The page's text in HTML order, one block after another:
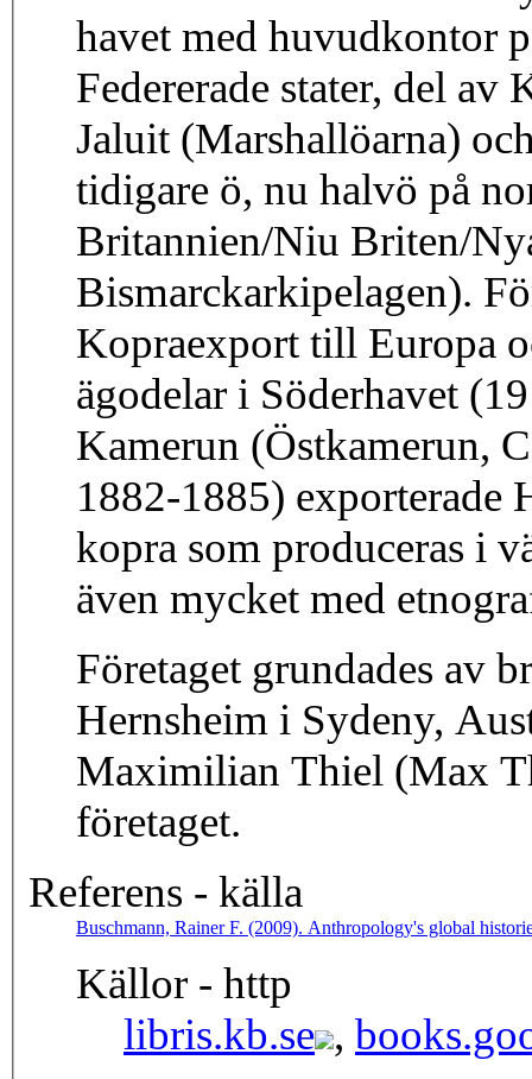
havet med huvudkontor
Federerade stater, del
Jaluit (Marshallöarna)
tidigare ö, nu halvö på
Britannien/Niu Briten/
Bismarckarkipelagen).
Kopraexport till Europa
ägodelar i Söderhavet
Kamerun (Östkamerun,
1882-1885) exporterade
kopra som produceras i
även mycket med
Företaget grundades av
Hernsheim i Sydeny,
Maximilian Thiel (Max
företaget.
Referens - källa
Buschmann, Rainer F. (2009). Anthropology's global
Källor - http
libris.kb.se ,